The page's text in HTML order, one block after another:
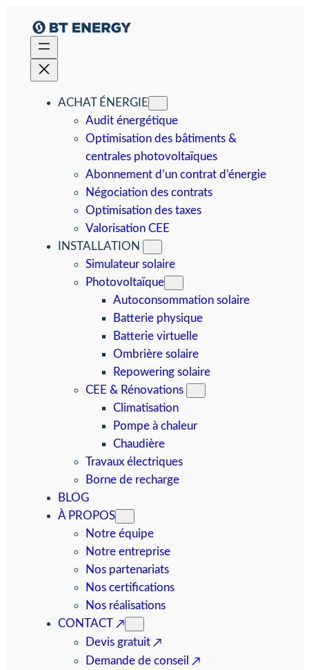
contenu
ACHAT ÉNERGIE
Audit énergétique
Optimisation des bâtiments &
centrales photovoltaïques
Abonnement d’un contrat d’énergie
Négociation des contrats
Optimisation des taxes
Valorisation CEE
INSTALLATION
Simulateur solaire
Photovoltaïque
Autoconsommation solaire
Batterie physique
Batterie virtuelle
Ombrière solaire
Repowering solaire
CEE & Rénovations
Climatisation
Pompe à chaleur
Chaudière
Travaux électriques
Borne de recharge
BLOG
À PROPOS
Notre équipe
Notre entreprise
Nos partenariats
Nos certifications
Nos réalisations
CONTACT
Devis gratuit
Demande de conseil